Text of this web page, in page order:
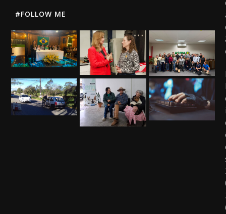
#FOLLOW ME